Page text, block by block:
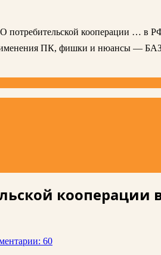
кооперации … в
ПК, фишки и нюансы —
кооперации
60